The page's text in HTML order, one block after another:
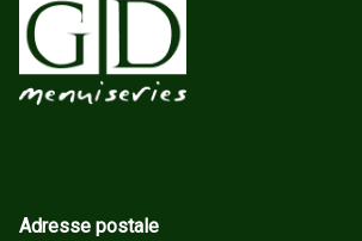
Adresse postale